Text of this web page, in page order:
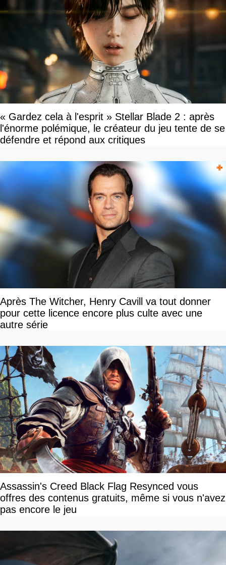
« Gardez cela à l'esprit » Stellar Blade 2 : après
l'énorme polémique, le créateur du jeu tente de se
défendre et répond aux critiques
Après The Witcher, Henry Cavill va tout donner
pour cette licence encore plus culte avec une
autre série
Assassin's Creed Black Flag Resynced vous
offres des contenus gratuits, même si vous n'avez
pas encore le jeu